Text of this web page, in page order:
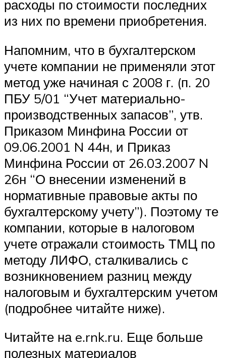
расходы по стоимости последних
из них по времени приобретения.
Напомним, что в бухгалтерском
учете компании не применяли этот
метод уже начиная с 2008 г. (п. 20
ПБУ 5/01 “Учет материально-
производственных запасов”, утв.
Приказом Минфина России от
09.06.2001 N 44н, и Приказ
Минфина России от 26.03.2007 N
26н “О внесении изменений в
нормативные правовые акты по
бухгалтерскому учету”). Поэтому те
компании, которые в налоговом
учете отражали стоимость ТМЦ по
методу ЛИФО, сталкивались с
возникновением разниц между
налоговым и бухгалтерским учетом
(подробнее читайте ниже).
Читайте на e.rnk.ru. Еще больше
полезных материалов